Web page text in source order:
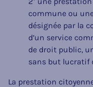
commune ou
désignée par la
d’un service
de droit public,
sans but lucratif
La prestation